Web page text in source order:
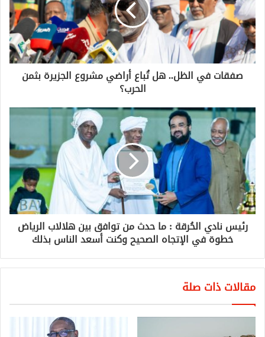
صفقات في الظل.. هل تُباع أراضي مشروع الجزيرة بثمن
الحرب؟
رئيس نادي الحُرقة : ما حدث من توافق بين هلالاب الرياض
خطوة في الإتجاه الصحيح وكنت أسعد الناس بذلك
مقالات ذات صلة